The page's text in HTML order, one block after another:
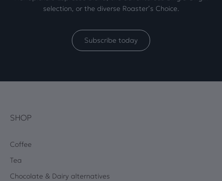
selection, or the diverse Roaster’s Choice.
Subscribe today
SHOP
Coffee
Tea
Chocolate & Dairy alternatives